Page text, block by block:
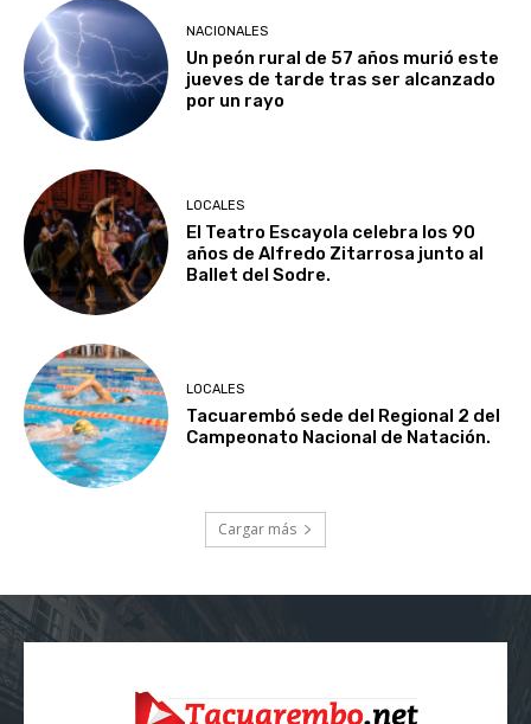
NACIONALES
Un peón rural de 57 años murió este
jueves de tarde tras ser alcanzado
por un rayo
LOCALES
El Teatro Escayola celebra los 90
años de Alfredo Zitarrosa junto al
Ballet del Sodre.
LOCALES
Tacuarembó sede del Regional 2 del
Campeonato Nacional de Natación.
Cargar más